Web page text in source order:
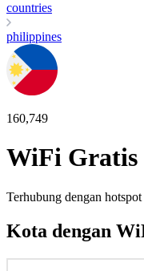
countries
philippines
160,749
WiFi Gratis
Terhubung dengan
Kota dengan